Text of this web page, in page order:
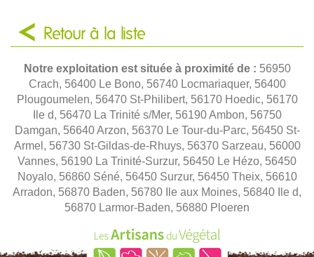
Retour à la liste
Notre exploitation est située à proximité de : 56950
Crach, 56400 Le Bono, 56740 Locmariaquer, 56400
Plougoumelen, 56470 St-Philibert, 56170 Hoedic, 56170
Ile d, 56470 La Trinité s/Mer, 56190 Ambon, 56750
Damgan, 56640 Arzon, 56370 Le Tour-du-Parc, 56450 St-
Armel, 56730 St-Gildas-de-Rhuys, 56370 Sarzeau, 56000
Vannes, 56190 La Trinité-Surzur, 56450 Le Hézo, 56450
Noyalo, 56860 Séné, 56450 Surzur, 56450 Theix, 56610
Arradon, 56870 Baden, 56780 Ile aux Moines, 56840 Ile d,
56870 Larmor-Baden, 56880 Ploeren